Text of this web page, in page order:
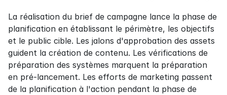
La réalisation du brief de campagne lance la phase de
planification en établissant le périmètre, les objectifs
et le public cible. Les jalons d'approbation des assets
guident la création de contenu. Les vérifications de
préparation des systèmes marquent la préparation
en pré-lancement. Les efforts de marketing passent
de la planification à l'action pendant la phase de